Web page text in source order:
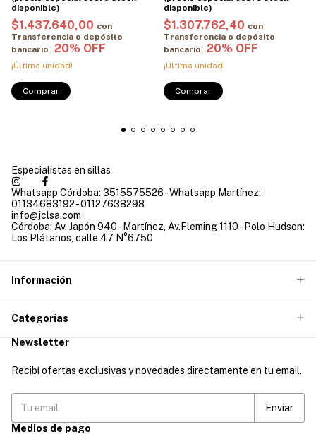
$1.437.640,00 con
Transferencia o depósito
bancario
¡Última unidad!
Comprar
$1.307.762,40 con
Transferencia o depósito
bancario
¡Última unidad!
Comprar
Especialistas en sillas
Whatsapp Córdoba: 3515575526 - Whatsapp Martínez:
01134683192 - 01127638298
info@jclsa.com
Córdoba: Av, Japón 940 - Martínez, Av.Fleming 1110 - Polo Hudson:
Los Plátanos, calle 47 N°6750
Información
Categorías
Newsletter
Recibí ofertas exclusivas y novedades directamente en tu email.
Medios de pago